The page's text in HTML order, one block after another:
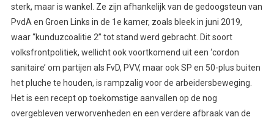
sterk, maar is wankel. Ze zijn afhankelijk van de gedoogsteun van
PvdA en Groen Links in de 1e kamer, zoals bleek in juni 2019,
waar “kunduzcoalitie 2” tot stand werd gebracht. Dit soort
volksfrontpolitiek, wellicht ook voortkomend uit een ‘cordon
sanitaire’ om partijen als FvD, PVV, maar ook SP en 50-plus buiten
het pluche te houden, is rampzalig voor de arbeidersbeweging.
Het is een recept op toekomstige aanvallen op de nog
overgebleven verworvenheden en een verdere afbraak van de